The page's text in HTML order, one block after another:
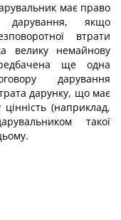
має право
дарування, якщо
втрати
велику немайнову
ще одна
дарування
дарунку, що має
(наприклад,
такої